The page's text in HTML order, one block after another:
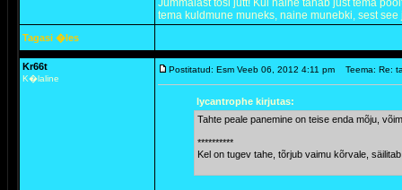
Jummalast tõsi jutt! Kui naine tahab just tema
tema kuldmune muneks, naine munebki, sest
Tagasi �les
Kr66t
K�laline
Postitatud: Esm Veeb 06, 2012 4:11 pm Teema: Re:
lycantrophe kirjutas:
Tahte peale panemine on teise enda mõju,
**********
Kel on tugev tahe, tõrjub vaimu kõrvale,